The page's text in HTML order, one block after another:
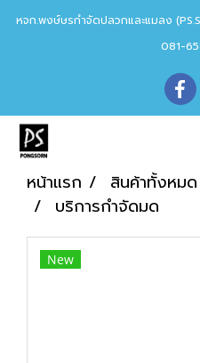
หจก.พงษ์ษรกำจัดปลวกและแมลง
081-
หน้าแรก สินค้าทั้งหมด
บริการกำจัดมด
New